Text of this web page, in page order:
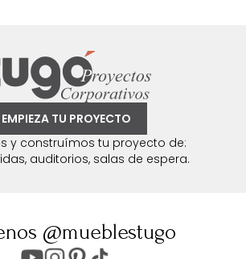
EMPIEZA TU PROYECTO
y construímos tu proyecto de:
auditorios, salas de espera.
@mueblestugo